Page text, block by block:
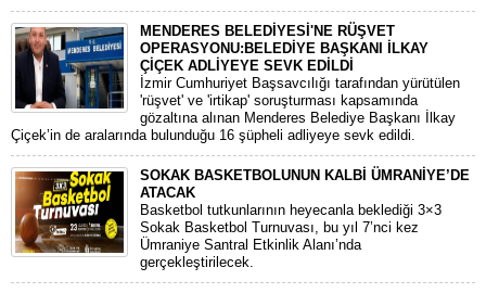
MENDERES BELEDİYESİ'NE RÜŞVET
OPERASYONU:BELEDİYE BAŞKANI İLKAY
ÇİÇEK ADLİYEYE SEVK EDİLDİ
​İzmir Cumhuriyet Başsavcılığı tarafından yürütülen
'rüşvet' ve 'irtikap' soruşturması kapsamında
gözaltına alınan Menderes Belediye Başkanı İlkay
Çiçek’in de aralarında bulunduğu 16 şüpheli adliyeye sevk edildi.
SOKAK BASKETBOLUNUN KALBİ ÜMRANİYE’DE
ATACAK
Basketbol tutkunlarının heyecanla beklediği 3×3
Sokak Basketbol Turnuvası, bu yıl 7’nci kez
Ümraniye Santral Etkinlik Alanı’nda
gerçekleştirilecek.